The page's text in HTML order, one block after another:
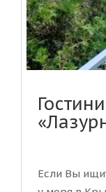
Если Вы